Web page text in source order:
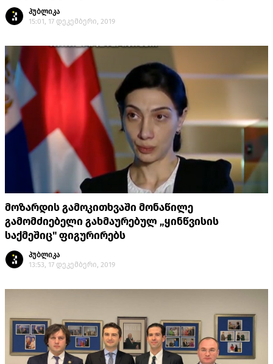
პუბლიკა
15:01, 17 დეკემბერი, 2019
მოზარდის გამოკითხვაში მონაწილე
გამომძიებელი გახმაურებულ „ყინწვისის
საქმეშიც" ფიგურირებს
პუბლიკა
13:53, 17 დეკემბერი, 2019